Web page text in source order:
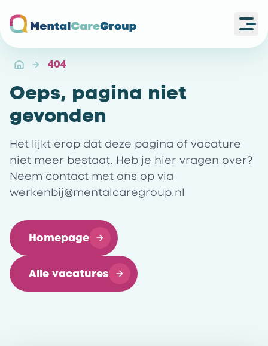
404
Oeps, pagina niet
gevonden
Het lijkt erop dat deze pagina of vacature
niet meer bestaat. Heb je hier vragen over?
Neem contact met ons op via
werkenbij@mentalcaregroup.nl
Homepage
Alle vacatures